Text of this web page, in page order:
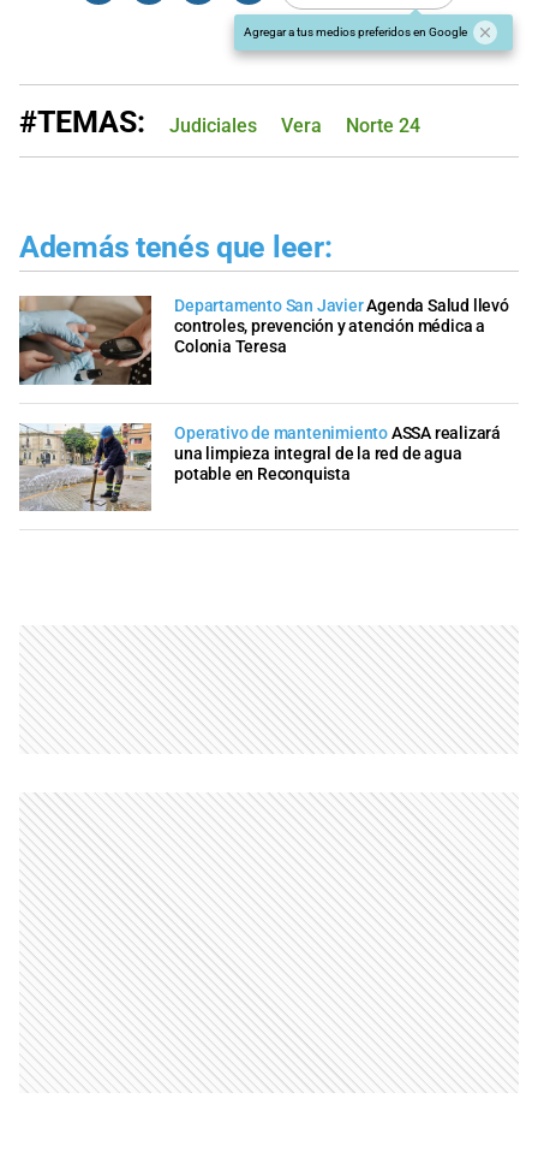
Agregar a tus medios preferidos en Google
#TEMAS: Judiciales Vera Norte 24
Además tenés que leer:
Departamento San JavierAgenda Salud llevó
controles, prevención y atención médica a
Colonia Teresa
Operativo de mantenimientoASSA realizará
una limpieza integral de la red de agua
potable en Reconquista